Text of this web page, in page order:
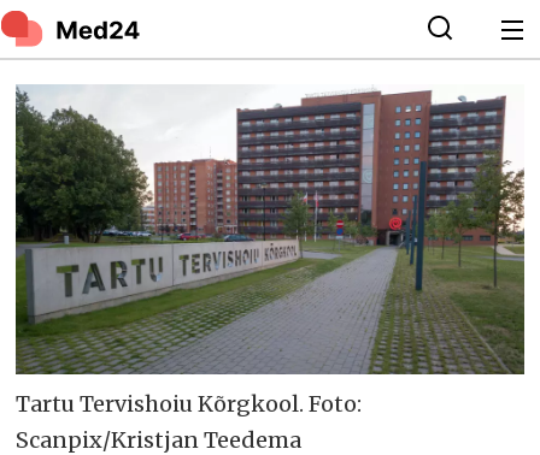
Tartu Tervishoiu Kõrgkool. Foto:
Scanpix/Kristjan Teedema